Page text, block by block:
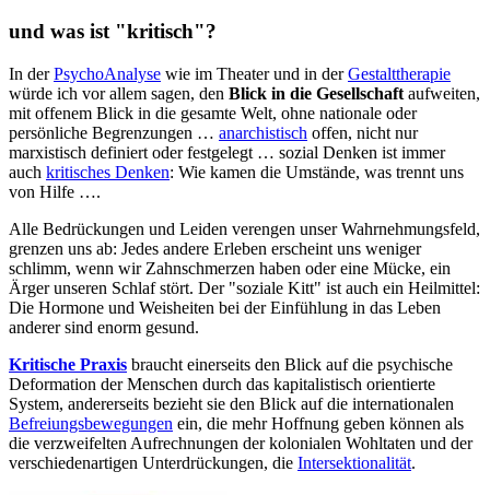
und was ist "kritisch"?
In derPsychoAnalyse wie im Theater und in derGestalttherapie
würde ich vor allem sagen, den Blick in die Gesellschaft aufweiten,
mit offenem Blick in die gesamte Welt, ohne nationale oder
persönliche Begrenzungen … anarchistisch offen, nicht nur
marxistisch definiert oder festgelegt … sozial Denken ist immer
auch kritisches Denken: Wie kamen die Umstände, was trennt uns
von Hilfe ….
Alle Bedrückungen und Leiden verengen unser Wahrnehmungsfeld,
grenzen uns ab: Jedes andere Erleben erscheint uns weniger
schlimm, wenn wir Zahnschmerzen haben oder eine Mücke, ein
Ärger unseren Schlaf stört. Der "soziale Kitt" ist auch ein Heilmittel:
Die Hormone und Weisheiten bei der Einfühlung in das Leben
anderer sind enorm gesund.
Kritische Praxis braucht einerseits den Blick auf die psychische
Deformation der Menschen durch das kapitalistisch orientierte
System, andererseits bezieht sie den Blick auf die internationalen
Befreiungsbewegungen ein, die mehr Hoffnung geben können als
die verzweifelten Aufrechnungen der kolonialen Wohltaten und der
verschiedenartigen Unterdrückungen, die Intersektionalität.